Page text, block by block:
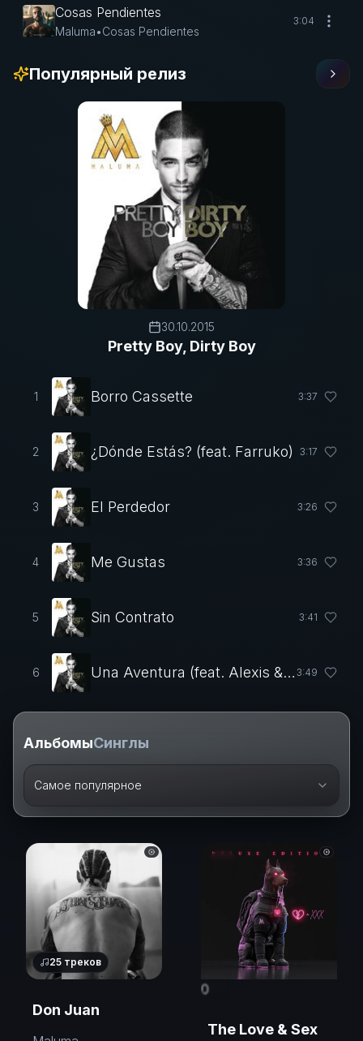
Cosas Pendientes
Maluma•Cosas Pendientes
3:04
Популярный релиз
30.10.2015
Pretty Boy, Dirty Boy
1 Borro Cassette 3:37
2 ¿Dónde Estás? (feat. Farruko) 3:17
3 El Perdedor 3:26
4 Me Gustas 3:36
5 Sin Contrato 3:41
6 Una Aventura (feat. Alexis & Fido) 3:49
АльбомыСинглы
Самое популярное
25 треков
Don Juan
0
The Love & Sex